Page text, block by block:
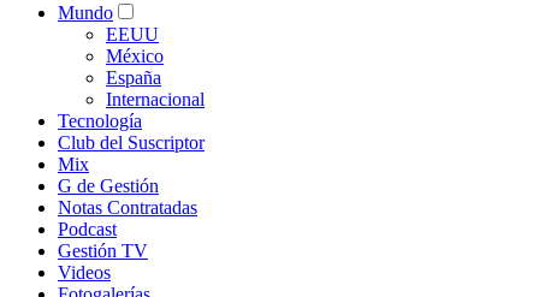
Mundo
EEUU
México
España
Internacional
Tecnología
Club del Suscriptor
Mix
G de Gestión
Notas Contratadas
Podcast
Gestión TV
Videos